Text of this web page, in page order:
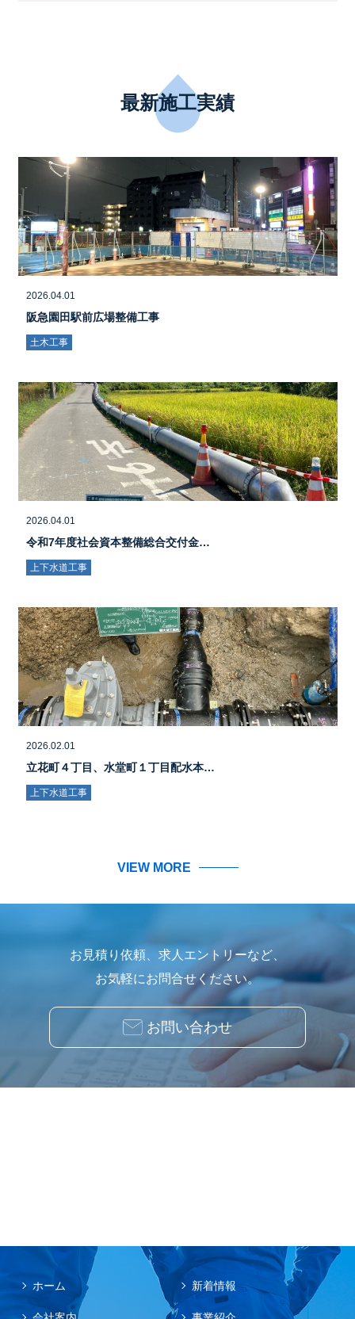
最新施工実績
2026.04.01
阪急園田駅前広場整備工事
土木工事
2026.04.01
令和7年度社会資本整備総合交付金…
上下水道工事
2026.02.01
立花町４丁目、水堂町１丁目配水本…
上下水道工事
VIEW MORE
お見積り依頼、求人エントリーなど、
お気軽にお問合せください。
お問い合わせ
ホーム 新着情報